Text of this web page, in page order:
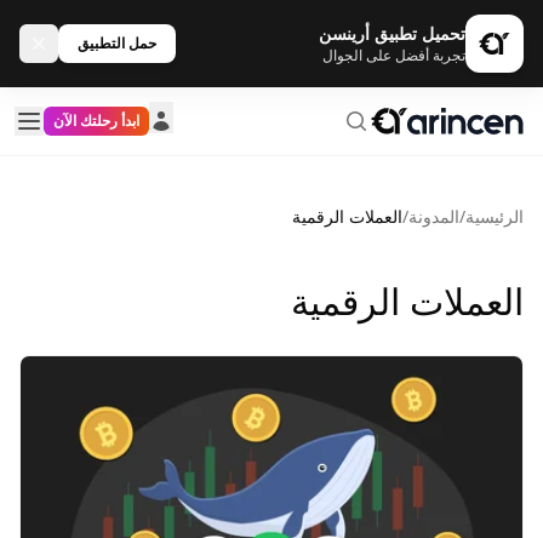
تحميل تطبيق أرينسن
تجربة أفضل على الجوال
حمل التطبيق
ابدأ رحلتك الآن
الرئيسية/المدونة/العملات الرقمية
العملات الرقمية